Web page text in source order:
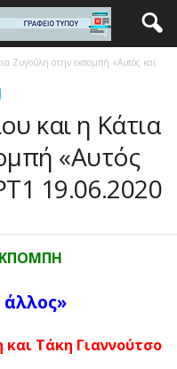
Ζυγούλη στην εκπομπή «Αυτός και
και η Κάτια
«Αυτός
19.06.2020
άλλος»
Τάκη Γιαννούτσο